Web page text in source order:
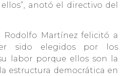
anotó el directivo del
Rodolfo Martínez felicitó a
sido elegidos por los
labor porque ellos son la
estructura democrática en